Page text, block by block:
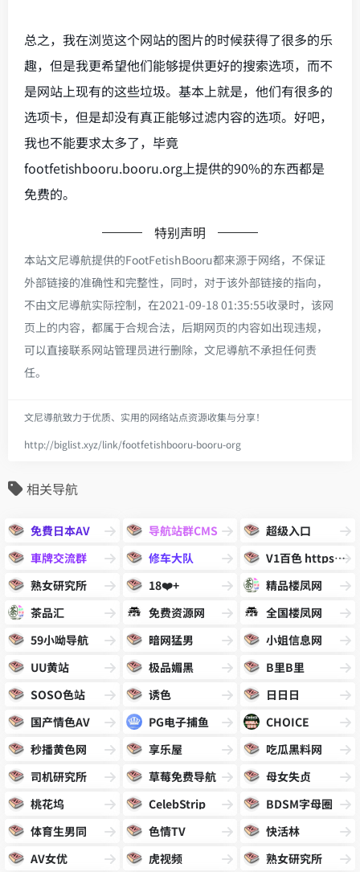
总之，我在浏览这个网站的图片的时候获得了很多的乐
趣，但是我更希望他们能够提供更好的搜索选项，而不
是网站上现有的这些垃圾。基本上就是，他们有很多的
选项卡，但是却没有真正能够过滤内容的选项。好吧，
我也不能要求太多了，毕竟
footfetishbooru.booru.org上提供的90%的东西都是
免费的。
特别声明
本站文尼導航提供的FootFetishBooru都来源于网络，不保证
外部链接的准确性和完整性，同时，对于该外部链接的指向，
不由文尼導航实际控制，在2021-09-18 01:35:55收录时，该网
页上的内容，都属于合规合法，后期网页的内容如出现违规，
可以直接联系网站管理员进行删除，文尼導航不承担任何责
任。
文尼導航致力于优质、实用的网络站点资源收集与分享！
http://biglist.xyz/link/footfetishbooru-booru-org
相关导航
免費日本AV 导航站群CMS
超级入口
車牌交流群
修车大队
V1百色 https://www.v1bs.vip
熟女研究所
18❤️+
精品楼凤网
茶品汇
免费资源网
全国楼凤网
59小呦导航
暗网猛男
小姐信息网
UU黄站
极品媚黑
B里B里
SOSO色站
诱色
日日日
国产情色AV
PG电子捕鱼
CHOICE
秒播黄色网
享乐屋
吃瓜黑料网
司机研究所
草莓免费导航
母女失贞
桃花坞
CelebStrip
BDSM字母圈
体育生男同
色情TV
快活林
AV女优
虎视频
熟女研究所